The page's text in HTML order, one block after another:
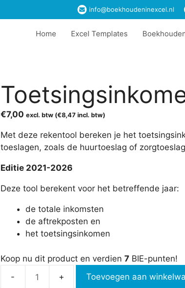
info@boekhoudeninexcel.nl
Home Excel Templates
€7,00 excl. btw (€8,47 incl. btw)
Met deze rekentool bereken je het
toeslagen, zoals de huurtoeslag of
Editie 2021-2026
Deze tool berekent voor het betreffende jaar:
de totale inkomsten
de aftrekposten en
het toetsingsinkomen
Koop nu dit product en verdien 7BIE-punten!
Toetsingsinkomen
Toevoegen aan